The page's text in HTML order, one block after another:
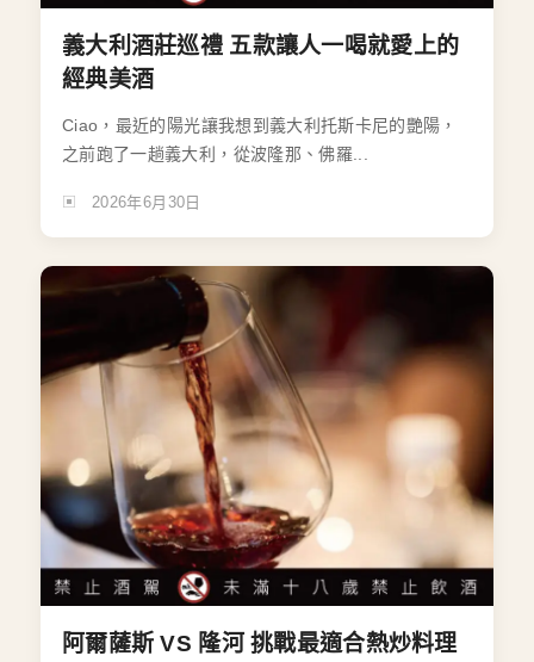
義大利酒莊巡禮 五款讓人一喝就愛上的
經典美酒
Ciao，最近的陽光讓我想到義大利托斯卡尼的艷陽，
之前跑了一趟義大利，從波隆那、佛羅...
2026年6月30日
阿爾薩斯 VS 隆河 挑戰最適合熱炒料理